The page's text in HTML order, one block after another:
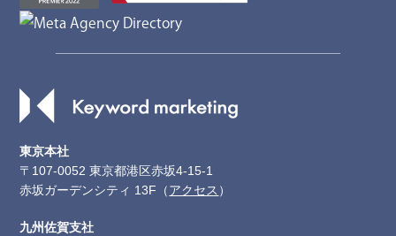
東京本社
〒107-0052 東京都港区赤坂4-15-1
赤坂ガーデンシティ 13F（アクセス ）
九州佐賀支社